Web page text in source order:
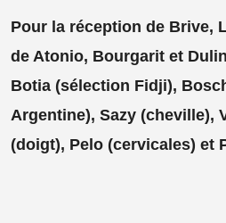
Pour la réception de Brive,
de Atonio, Bourgarit et
Botia (sélection Fidji),
Argentine), Sazy (cheville),
(doigt), Pelo (cervicales) et